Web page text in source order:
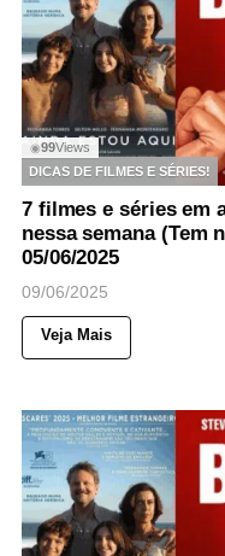
◉99Views
DICAS DE FILMES E SÉRIES!
7 filmes e séries em
nessa semana (Tem
05/06/2025
09/06/2025
Veja Mais